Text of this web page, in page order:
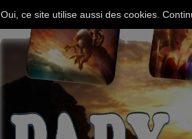
Oui, ce site utilise aussi des cookies.